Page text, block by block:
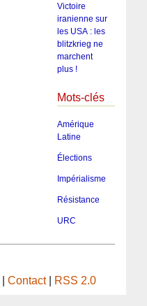
Victoire
iranienne sur
les USA : les
blitzkrieg ne
marchent
plus !
Mots-clés
Amérique
Latine
Élections
Impérialisme
Résistance
URC
|Contact| RSS 2.0